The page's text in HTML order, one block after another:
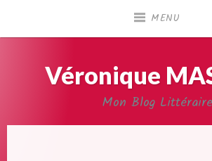
MENU
Véronique
Mon Blog Littéraire